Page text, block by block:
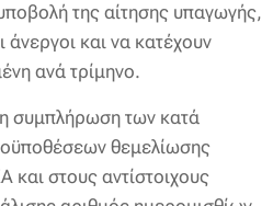
της αίτησης υπαγωγής,
άνεργοι και να κατέχουν
ανά τρίμηνο.
συμπλήρωση των κατά
θεμελίωσης
και στους αντίστοιχους